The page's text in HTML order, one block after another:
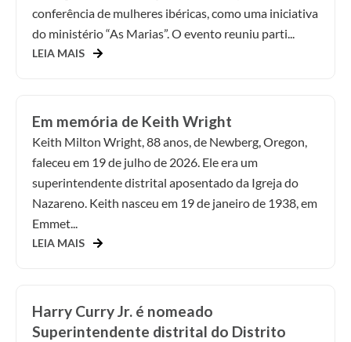
conferência de mulheres ibéricas, como uma iniciativa
do ministério “As Marias”. O evento reuniu parti...
LEIA MAIS
Em memória de Keith Wright
Keith Milton Wright, 88 anos, de Newberg, Oregon,
faleceu em 19 de julho de 2026. Ele era um
superintendente distrital aposentado da Igreja do
Nazareno. Keith nasceu em 19 de janeiro de 1938, em
Emmet...
LEIA MAIS
Harry Curry Jr. é nomeado
Superintendente distrital do Distrito